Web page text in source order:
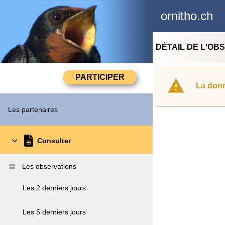
ornitho.ch
Les partenaires
Consulter
Les observations
Les 2 derniers jours
Les 5 derniers jours
DÉTAIL DE
La